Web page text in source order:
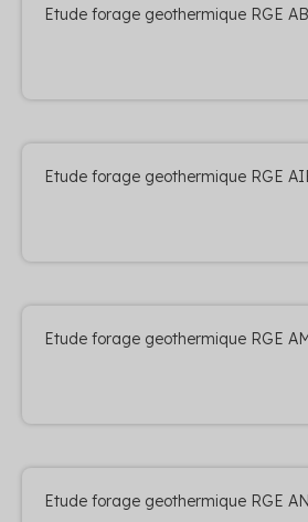
Etude forage geothermique RGE
Etude forage geothermique RGE
Etude forage geothermique RGE
Etude forage geothermique RGE